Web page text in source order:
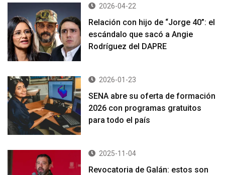
2026-04-22
Relación con hijo de “Jorge 40”: el
escándalo que sacó a Angie
Rodríguez del DAPRE
2026-01-23
SENA abre su oferta de formación
2026 con programas gratuitos
para todo el país
2025-11-04
Revocatoria de Galán: estos son